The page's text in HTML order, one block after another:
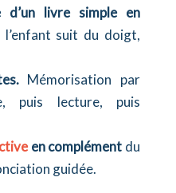
d’un livre simple en
l’enfant suit du doigt,
Mémorisation par
puis lecture, puis
en complément du
guidée.